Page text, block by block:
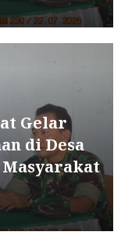
Gelar
di Desa
Masyarakat